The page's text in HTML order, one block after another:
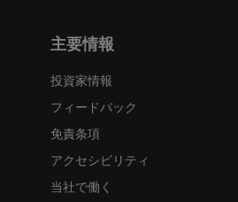
主要情報
投資家情報
フィードバック
免責条項
アクセシビリティ
当社で働く